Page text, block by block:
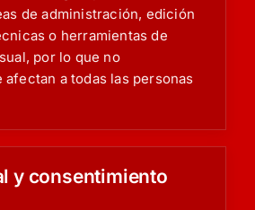
de administración, edición
o herramientas de
por lo que no
afectan a todas las personas
y consentimiento